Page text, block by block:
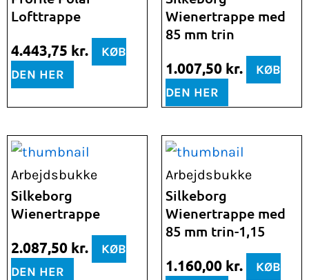
Lofttrappe
4.443,75 kr.
KØB
DEN HER
Wienertrappe med
85 mm trin
1.007,50 kr.
KØB
DEN HER
Arbejdsbukke
Silkeborg
Wienertrappe
2.087,50 kr.
KØB
DEN HER
Arbejdsbukke
Silkeborg
Wienertrappe med
85 mm trin-1,15
1.160,00 kr.
KØB